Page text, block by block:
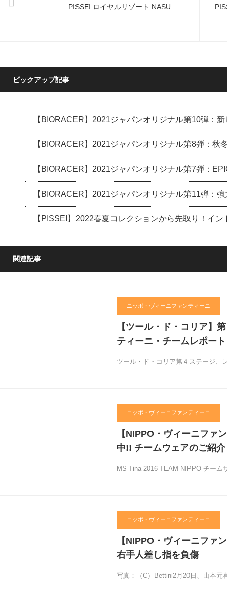
PISSEI ロイヤルリゾート NASU ラ
ピックアップ記事
【BIORACER】2021ジャパンオリジナル第10弾：
【BIORACER】2021ジャパンオリジナル第8弾：
【BIORACER】2021ジャパンオリジナル第7弾：
【BIORACER】2021ジャパンオリジナル第11弾：
【PISSEI】2022春夏コレクションから先取り！イ
関連記事
ニッポ・ヴィーニファンティーニ
【ツール・ド・コリア】
ティーニ・チームレポート
ツール・ド・コリア第４ステージ
ニッポ・ヴィーニファンティーニ
【NIPPO・ヴィーニファ
中!! チームウェアのご紹介
MS Tina 2016 TEAM NIPPO チー
ニッポ・ヴィーニファンティーニ
【NIPPO・ヴィーニファ
右手人差し指を負傷
写真：（C）Bettini2月20日、山本